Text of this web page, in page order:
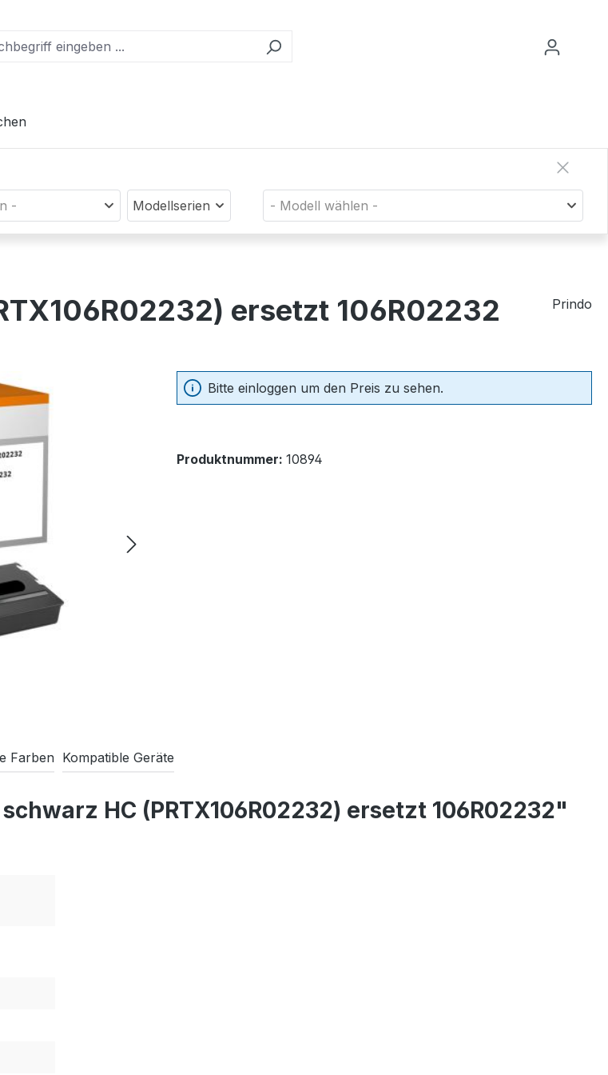
- Modellserien - Modell wählen -
ersetzt 106R02232 Prindo
Bitte einloggen um den Preis zu sehen.
Produktnummer: 10894
Farben Kompatible Geräte
HC (PRTX106R02232) ersetzt 106R02232"